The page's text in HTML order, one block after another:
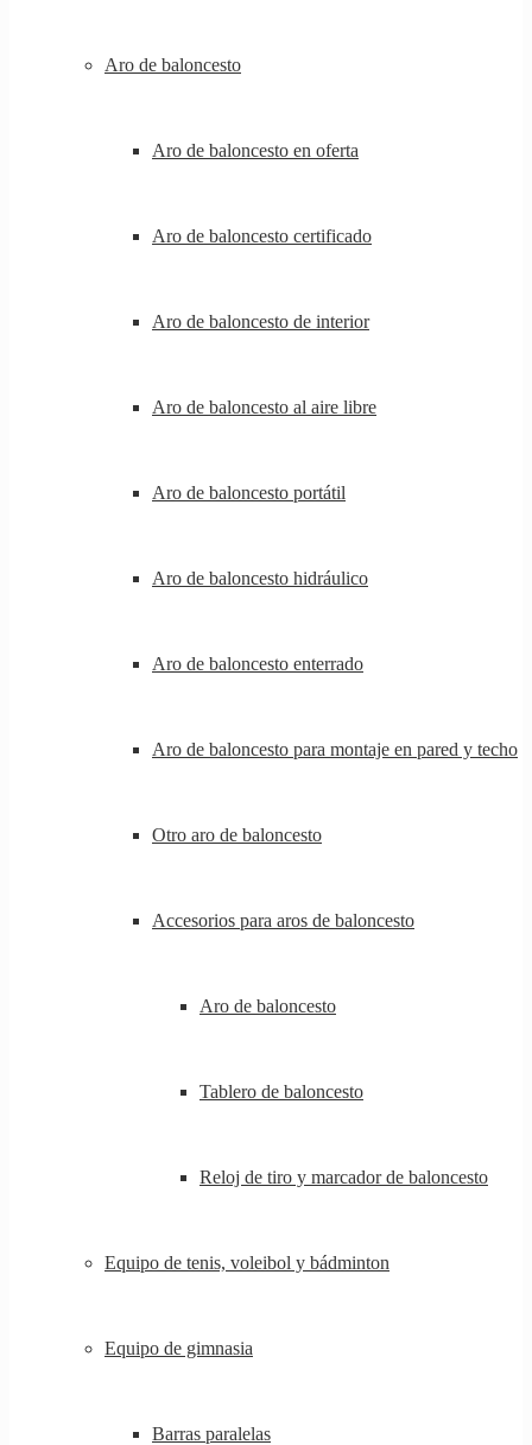
Aro de baloncesto
Aro de baloncesto en oferta
Aro de baloncesto certificado
Aro de baloncesto de interior
Aro de baloncesto al aire libre
Aro de baloncesto portátil
Aro de baloncesto hidráulico
Aro de baloncesto enterrado
Aro de baloncesto para montaje en pared y techo
Otro aro de baloncesto
Accesorios para aros de baloncesto
Aro de baloncesto
Tablero de baloncesto
Reloj de tiro y marcador de baloncesto
Equipo de tenis, voleibol y bádminton
Equipo de gimnasia
Barras paralelas